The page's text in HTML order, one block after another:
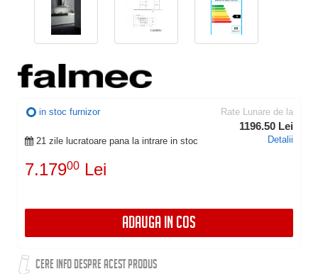
in stoc furnizor
21 zile lucratoare pana la intrare in stoc
7.17900 Lei
Rate Lunare de la
1196.50 Lei
Detalii
ADAUGA IN COS
CERE INFO DESPRE ACEST PRODUS